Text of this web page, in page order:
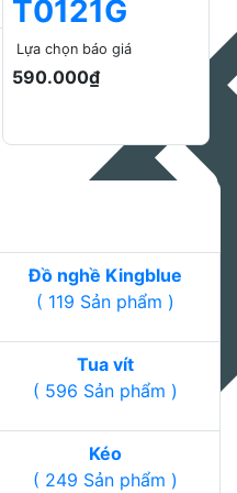
T0121G
Lựa chọn báo giá
590.000₫
Đồ nghề Kingblue
( 119 Sản phẩm )
Tua vít
( 596 Sản phẩm )
Kéo
( 249 Sản phẩm )